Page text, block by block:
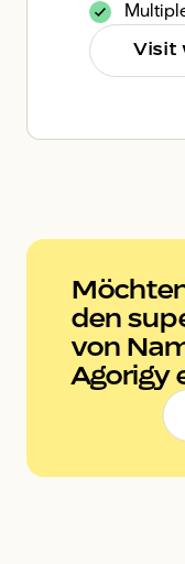
Visit
den
von
Agorigy